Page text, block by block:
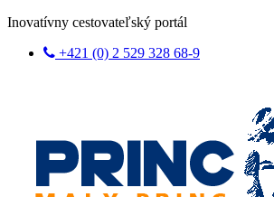
Inovatívny cestovateľský portál
+421 (0) 2 529 328 68-9